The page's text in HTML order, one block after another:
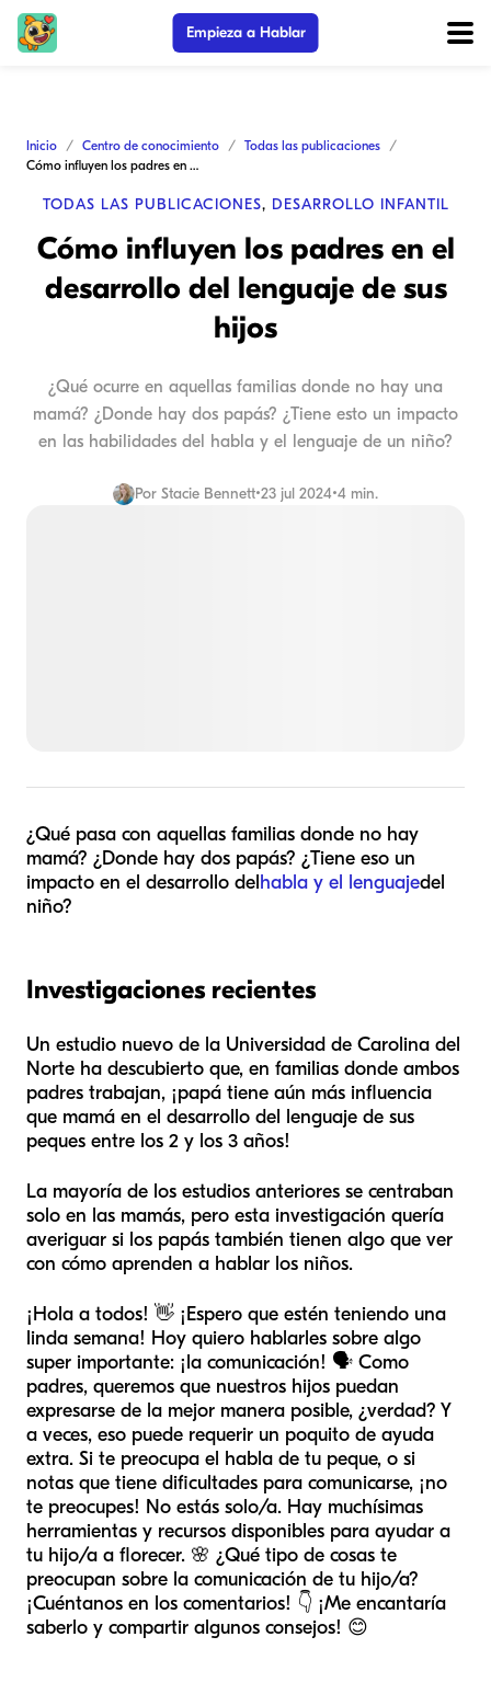
Empieza a Hablar
Inicio Centro de conocimiento
Todas las publicaciones
Cómo influyen los padres en el desarrollo del lenguaje de sus hijos
TODAS LAS PUBLICACIONES, DESARROLLO INFANTIL
Cómo influyen los padres en el
desarrollo del lenguaje de sus
hijos
¿Qué ocurre en aquellas familias donde no hay una
mamá? ¿Donde hay dos papás? ¿Tiene esto un impacto
en las habilidades del habla y el lenguaje de un niño?
Por Stacie Bennett•23 jul 2024•4 min.
¿Qué pasa con aquellas familias donde no hay
mamá? ¿Donde hay dos papás? ¿Tiene eso un
impacto en el desarrollo del habla y el lenguajedel
niño?
Investigaciones recientes
Un estudio nuevo de la Universidad de Carolina del
Norte ha descubierto que, en familias donde ambos
padres trabajan, ¡papá tiene aún más influencia
que mamá en el desarrollo del lenguaje de sus
peques entre los 2 y los 3 años!
La mayoría de los estudios anteriores se centraban
solo en las mamás, pero esta investigación quería
averiguar si los papás también tienen algo que ver
con cómo aprenden a hablar los niños.
¡Hola a todos! 👋 ¡Espero que estén teniendo una
linda semana! Hoy quiero hablarles sobre algo
super importante: ¡la comunicación! 🗣️ Como
padres, queremos que nuestros hijos puedan
expresarse de la mejor manera posible, ¿verdad? Y
a veces, eso puede requerir un poquito de ayuda
extra. Si te preocupa el habla de tu peque, o si
notas que tiene dificultades para comunicarse, ¡no
te preocupes! No estás solo/a. Hay muchísimas
herramientas y recursos disponibles para ayudar a
tu hijo/a a florecer. 🌸 ¿Qué tipo de cosas te
preocupan sobre la comunicación de tu hijo/a?
¡Cuéntanos en los comentarios! 👇 ¡Me encantaría
saberlo y compartir algunos consejos! 😊